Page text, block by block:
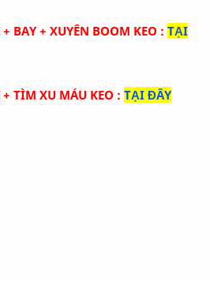
BAY + XUYÊN BOOM KEO : TẠI
+ TÌM XU MÁU KEO : TẠI ĐÂY